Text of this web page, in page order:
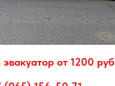
эвакуатор от 1200 руб